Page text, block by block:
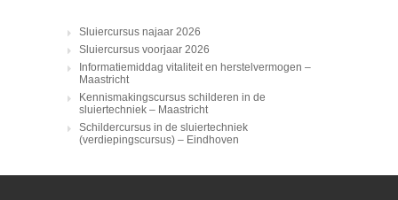
Sluiercursus najaar 2026
Sluiercursus voorjaar 2026
Informatiemiddag vitaliteit en herstelvermogen –
Maastricht
Kennismakingscursus schilderen in de
sluiertechniek – Maastricht
Schildercursus in de sluiertechniek
(verdiepingscursus) – Eindhoven